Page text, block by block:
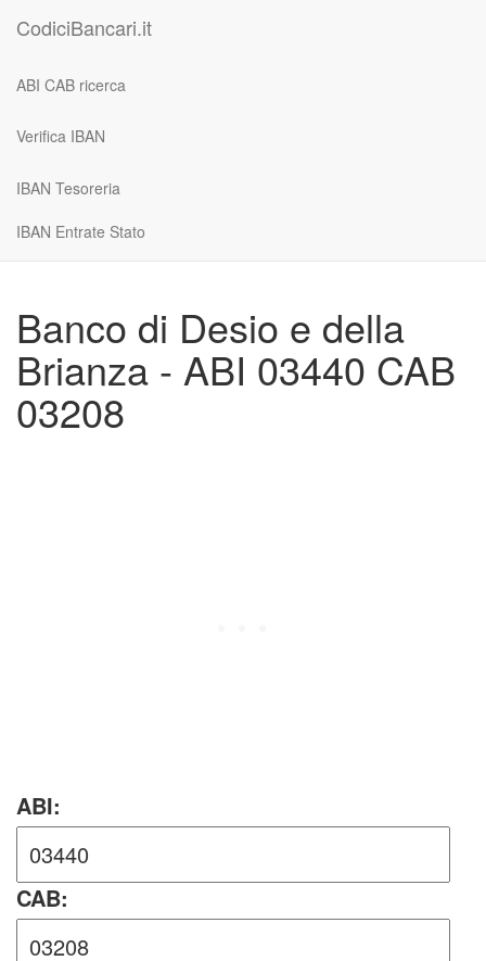
CodiciBancari.it
ABI CAB ricerca
Verifica IBAN
IBAN Tesoreria
IBAN Entrate Stato
Banco di Desio e della
Brianza - ABI 03440 CAB
03208
ABI:
CAB: